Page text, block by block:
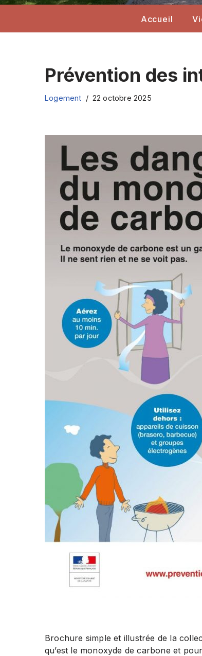
Accueil
Prévention des
Logement 22 octobre 2025
Brochure simple et illustrée de la
qu’est le monoxyde de carbone et